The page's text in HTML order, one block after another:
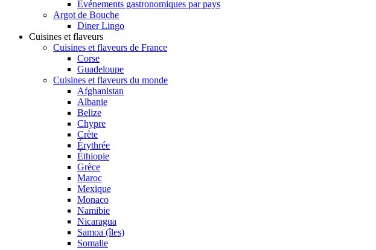
Evénements gastronomiques par pays
Argot de Bouche
Diner Lingo
Cuisines et flaveurs
Cuisines et flaveurs de France
Corse
Guadeloupe
Cuisines et flaveurs du monde
Afghanistan
Albanie
Belize
Chypre
Crète
Érythrée
Éthiopie
Grèce
Maroc
Mexique
Monaco
Namibie
Nicaragua
Samoa (îles)
Somalie